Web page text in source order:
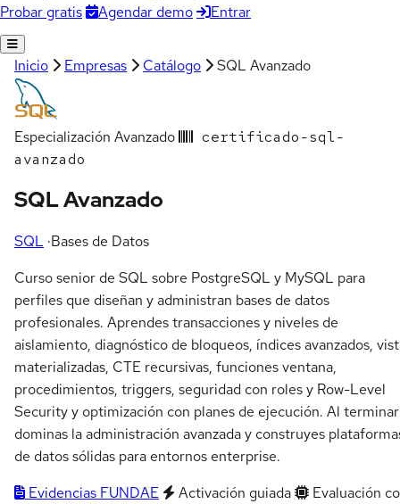
Probar gratis
Agendar demo Entrar
Inicio Empresas Catálogo SQL Avanzado
Especialización Avanzado
certificado-sql-
avanzado
SQL Avanzado
SQL ·Bases de Datos
Curso senior de SQL sobre PostgreSQL y MySQL para
perfiles que diseñan y administran bases de datos
profesionales. Aprendes transacciones y niveles de
aislamiento, diagnóstico de bloqueos, índices avanzados,
materializadas, CTE recursivas, funciones ventana,
procedimientos, triggers, seguridad con roles y Row-Level
Security y optimización con planes de ejecución. Al terminar
dominas la administración avanzada y construyes
de datos sólidas para entornos enterprise.
Evidencias FUNDAE
Activación guiada
Evaluación